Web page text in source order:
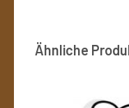
Ähnliche